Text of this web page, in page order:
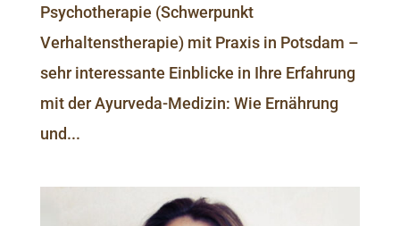
Psychotherapie (Schwerpunkt
Verhaltenstherapie) mit Praxis in Potsdam –
sehr interessante Einblicke in Ihre Erfahrung
mit der Ayurveda-Medizin: Wie Ernährung
und...